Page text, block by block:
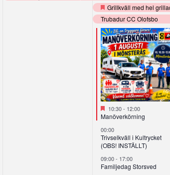
Utvalt
Trubadur CC Olofsbo
Utvalt
10:30- 12:00
Manöverkörning
00:00
Trivselkväll i Kultrycket
(OBS! INSTÄLLT)
09:00- 17:00
Familjedag Storsved